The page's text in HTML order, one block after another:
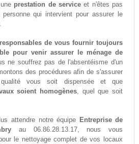
prestation de service et n'êtes pas
qui intervient pour assurer le
responsables de vous fournir toujours
pour venir assurer le ménage de
ne souffrez pas de l'absentéisme d'un
des procédures afin de s'assurer
vous soit dispensée et que
soient homogènes, quel que soit
attendre notre équipe Entreprise de
au 06.86.28.13.17, nous vous
le nettoyage complet de vos locaux